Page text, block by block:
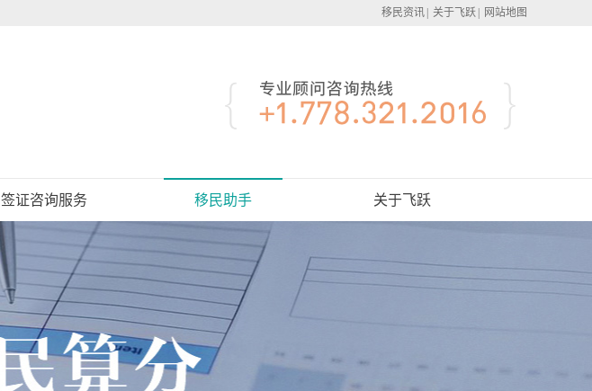
移民资讯 关于飞跃 网站地图
签证咨询服务 移民助手 关于飞跃